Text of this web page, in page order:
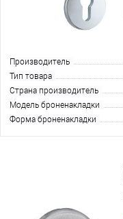
Производитель
Тип товара
Страна производитель
Модель броненакладки
Форма броненакладки